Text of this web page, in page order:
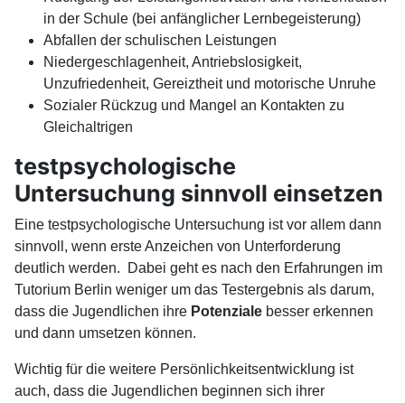
in der Schule (bei anfänglicher Lernbegeisterung)
Abfallen der schulischen Leistungen
Niedergeschlagenheit, Antriebslosigkeit,
Unzufriedenheit, Gereiztheit und motorische Unruhe
Sozialer Rückzug und Mangel an Kontakten zu
Gleichaltrigen
testpsychologische
Untersuchung sinnvoll einsetzen
Eine testpsychologische Untersuchung ist vor allem dann
sinnvoll, wenn erste Anzeichen von Unterforderung
deutlich werden. Dabei geht es nach den Erfahrungen im
Tutorium Berlin weniger um das Testergebnis als darum,
dass die Jugendlichen ihre Potenziale besser erkennen
und dann umsetzen können.
Wichtig für die weitere Persönlichkeitsentwicklung ist
auch, dass die Jugendlichen beginnen sich ihrer